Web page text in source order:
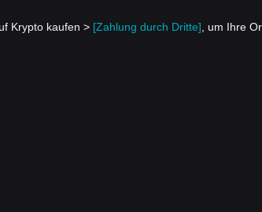
Krypto kaufen > [Zahlung durch Dritte] , um Ihre